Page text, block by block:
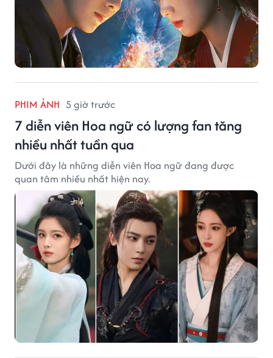
PHIM ẢNH 5 giờ trước
7 diễn viên Hoa ngữ có lượng fan tăng
nhiều nhất tuần qua
Dưới đây là những diễn viên Hoa ngữ đang được
quan tâm nhiều nhất hiện nay.